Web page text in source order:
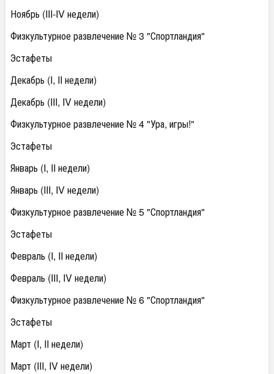
Ноябрь (III-IV недели)
Физкультурное развлечение № 3 "Спортландия"
Эстафеты
Декабрь (I, II недели)
Декабрь (III, IV недели)
Физкультурное развлечение № 4 "Ура, игры!"
Эстафеты
Январь (I, II недели)
Январь (III, IV недели)
Физкультурное развлечение № 5 "Спортландия"
Эстафеты
Февраль (I, II недели)
Февраль (III, IV недели)
Физкультурное развлечение № 6 "Спортландия"
Эстафеты
Март (I, II недели)
Март (III, IV недели)